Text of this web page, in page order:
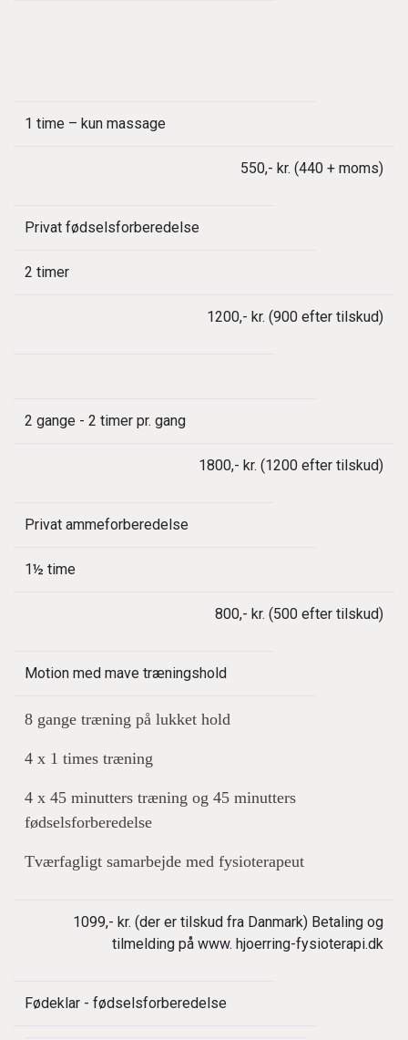
1 time – kun massage
550,- kr. (440 + moms)
Privat fødselsforberedelse
2 timer
1200,- kr. (900 efter tilskud)
2 gange - 2 timer pr. gang
1800,- kr. (1200 efter tilskud)
Privat ammeforberedelse
1½ time
800,- kr. (500 efter tilskud)
Motion med mave træningshold
8 gange træning på lukket hold
4 x 1 times træning
4 x 45 minutters træning og 45 minutters
fødselsforberedelse
Tværfagligt samarbejde med fysioterapeut
1099,- kr. (der er tilskud fra Danmark) Betaling og
tilmelding på www. hjoerring-fysioterapi.dk
Fødeklar - fødselsforberedelse